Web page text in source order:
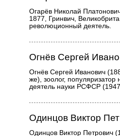
Огарёв Николай
1877, Гринвич,
революционный деятель.
Огнёв Сергей
Огнёв Сергей Иванович
же), зоолог, популяризатор
деятель науки РСФСР
Одинцов Виктор
Одинцов Виктор Петрович